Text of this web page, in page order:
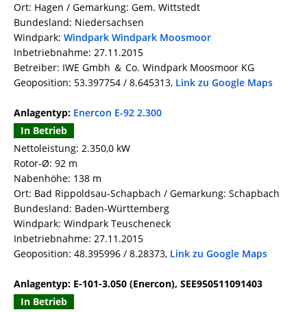
Ort: Hagen / Gemarkung: Gem. Wittstedt
Bundesland: Niedersachsen
Windpark: Windpark Windpark Moosmoor
Inbetriebnahme: 27.11.2015
Betreiber: IWE Gmbh ＆ Co. Windpark Moosmoor KG
Geoposition: 53.397754 / 8.645313, Link zu Google Maps
Anlagentyp: Enercon E-92 2.300
In Betrieb
Nettoleistung: 2.350,0 kW
Rotor-Ø: 92 m
Nabenhöhe: 138 m
Ort: Bad Rippoldsau-Schapbach / Gemarkung: Schapbach
Bundesland: Baden-Württemberg
Windpark: Windpark Teuscheneck
Inbetriebnahme: 27.11.2015
Geoposition: 48.395996 / 8.28373, Link zu Google Maps
Anlagentyp: E-101-3.050 (Enercon), SEE950511091403
In Betrieb